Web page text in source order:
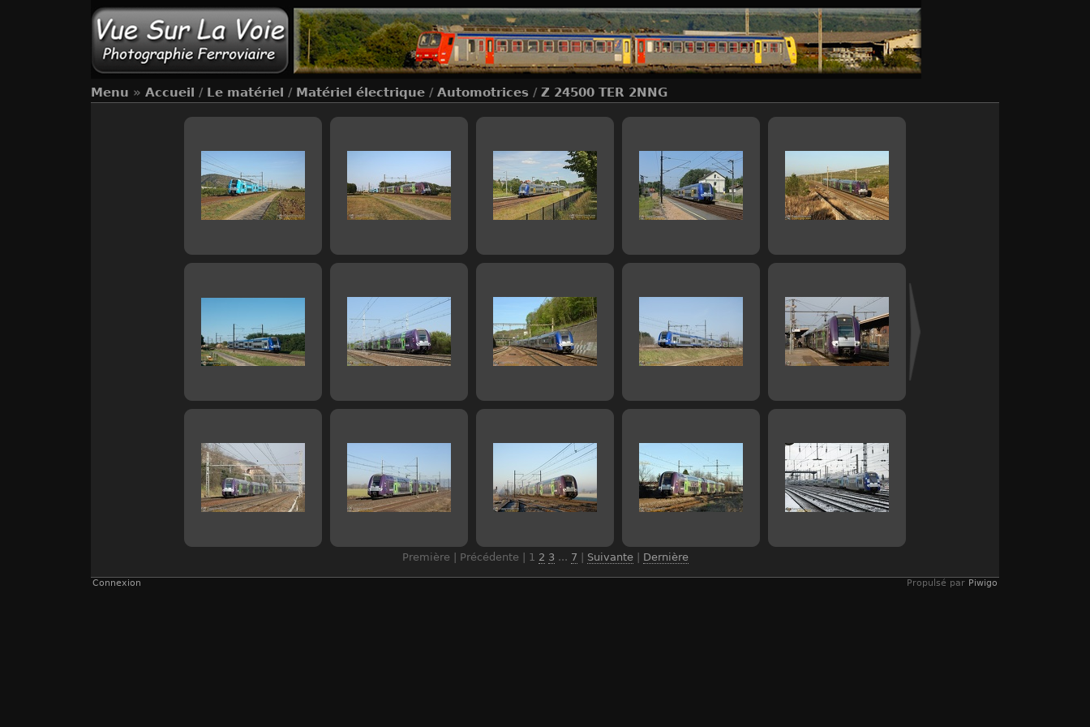
Menu » Accueil / Le matériel / Matériel électrique / Automotrices / Z 24500 TER 2NNG
Première | Précédente | 1 2 3 ... 7 Suivante| Dernière
Connexion Propulsé par Piwigo